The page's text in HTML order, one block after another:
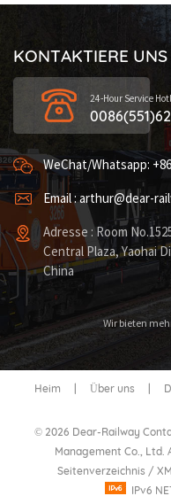
KONTAKTIERE UNS
24-Hour Service
WeChat/Whatsapp:
Email : arthur@dear-
Adresse : Room
Central Plaza, Yaohai
China
Wir bieten
Heim Über uns
© 2026 Dear-Railway
Management Co., Ltd.
Seitenverzeichnis /
IPv6